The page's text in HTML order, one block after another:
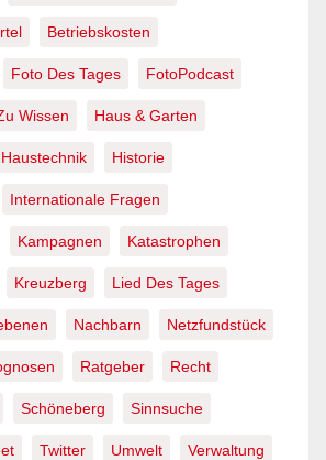
Betriebskosten
Foto Des Tages FotoPodcast
Wissen Haus & Garten
Haustechnik Historie
Internationale Fragen
Kampagnen Katastrophen
Kreuzberg Lied Des Tages
Nachbarn Netzfundstück
Ratgeber Recht
Schöneberg Sinnsuche
Twitter Umwelt Verwaltung